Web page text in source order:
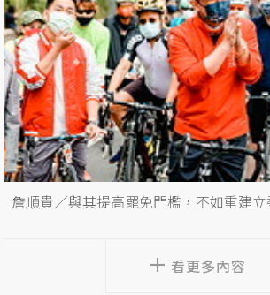
詹順貴／與其提高罷免門檻，不如重建
看更多內容